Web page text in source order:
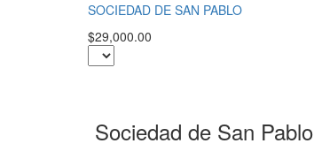
SOCIEDAD DE SAN PABLO
$29,000.00
Sociedad de San Pablo